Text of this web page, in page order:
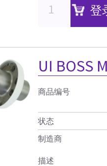
登
UI BOSS
商品编号
状态
制造商
描述